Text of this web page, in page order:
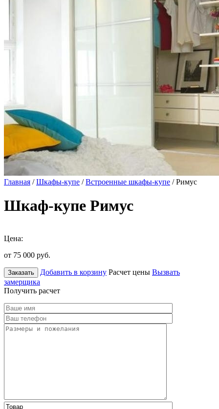
Главная /Шкафы-купе /Встроенные шкафы-купе / Римус
Шкаф-купе Римус
Цена:
от 75 000 руб.
Заказать Добавить в корзину Расчет цены Вызвать
замерщика
Получить расчет